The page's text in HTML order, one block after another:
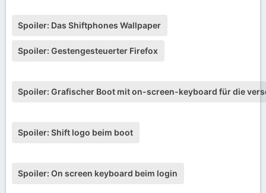
Spoiler: Das Shiftphones Wallpaper
Spoiler: Gestengesteuerter Firefox
Spoiler: Grafischer Boot mit on-screen-keyboard für die
Spoiler: Shift logo beim boot
Spoiler: On screen keyboard beim login